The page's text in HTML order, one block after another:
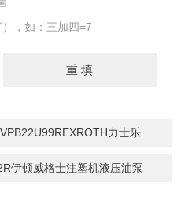
，如：三加四=7
力士乐变量柱塞泵现货
伊顿威格士注塑机液压油泵